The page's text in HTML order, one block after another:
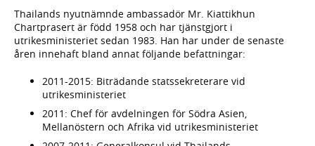
Thailands nyutnämnde ambassadör Mr. Kiattikhun
Chartprasert är född 1958 och har tjänstgjort i
utrikesministeriet sedan 1983. Han har under de senaste
åren innehaft bland annat följande befattningar:
2011-2015: Biträdande statssekreterare vid
utrikesministeriet
2011: Chef för avdelningen för Södra Asien,
Mellanöstern och Afrika vid utrikesministeriet